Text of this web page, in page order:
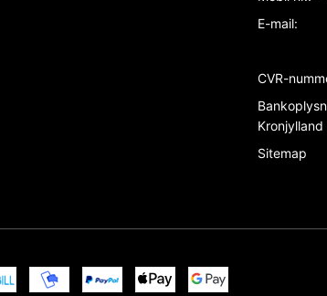
E-mail:
CVR-
Sitemap